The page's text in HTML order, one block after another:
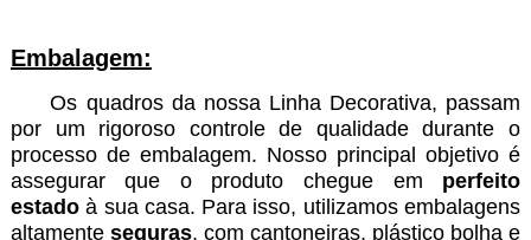
Embalagem:
Os quadros da nossa Linha Decorativa, passam
por um rigoroso controle de qualidade durante o
processo de embalagem. Nosso principal objetivo é
assegurar que o produto chegue em perfeito
estadoà sua casa. Para isso, utilizamos embalagens
altamente seguras, com cantoneiras, plástico bolha e